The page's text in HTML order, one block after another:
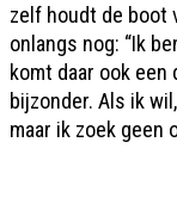
zelf houdt de boot
onlangs nog: “Ik
komt daar ook
bijzonder. Als ik
maar ik zoek geen